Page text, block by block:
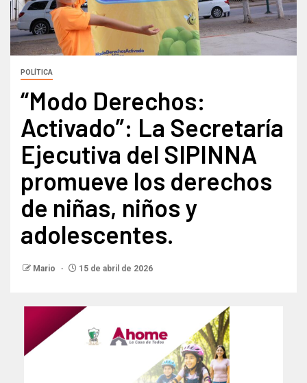
POLÍTICA
“Modo Derechos:
Activado”: La Secretaría
Ejecutiva del SIPINNA
promueve los derechos
de niñas, niños y
adolescentes.
Mario 15 de abril de 2026